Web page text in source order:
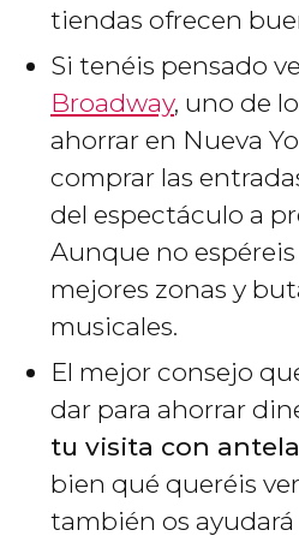
tiendas ofrecen
Si tenéis pensado
Broadway, uno de
ahorrar en Nueva
comprar las
del espectáculo a
Aunque no
mejores zonas y
musicales.
El mejor consejo
dar para ahorrar
tu visita con
bien qué queréis
también os